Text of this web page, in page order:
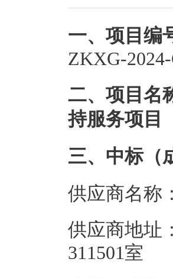
一、项目编
ZKXG-2024-
二、项目名
持服务项目
三、中标（
供应商名称
供应商地址
311501室